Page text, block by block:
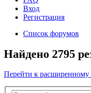
Вход
Регистрация
Список форумов
Найдено 2795
Перейти к расширенному